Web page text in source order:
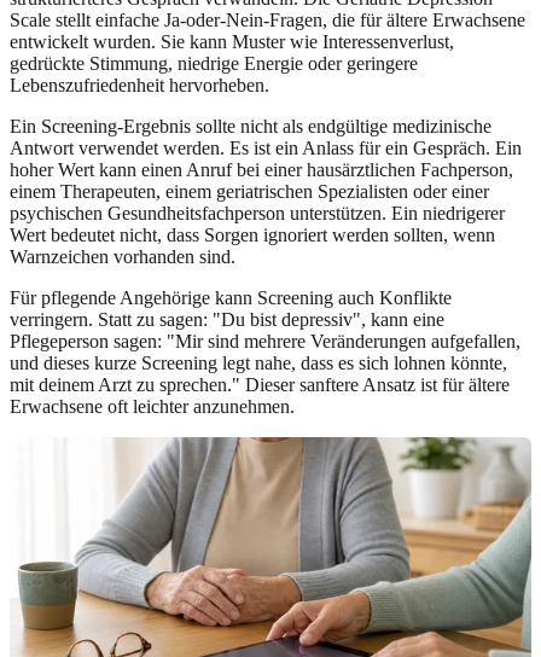
Scale stellt einfache Ja-oder-Nein-Fragen, die für ältere Erwachsene
entwickelt wurden. Sie kann Muster wie Interessenverlust,
gedrückte Stimmung, niedrige Energie oder geringere
Lebenszufriedenheit hervorheben.
Ein Screening-Ergebnis sollte nicht als endgültige medizinische
Antwort verwendet werden. Es ist ein Anlass für ein Gespräch. Ein
hoher Wert kann einen Anruf bei einer hausärztlichen Fachperson,
einem Therapeuten, einem geriatrischen Spezialisten oder einer
psychischen Gesundheitsfachperson unterstützen. Ein niedrigerer
Wert bedeutet nicht, dass Sorgen ignoriert werden sollten, wenn
Warnzeichen vorhanden sind.
Für pflegende Angehörige kann Screening auch Konflikte
verringern. Statt zu sagen: "Du bist depressiv", kann eine
Pflegeperson sagen: "Mir sind mehrere Veränderungen aufgefallen,
und dieses kurze Screening legt nahe, dass es sich lohnen könnte,
mit deinem Arzt zu sprechen." Dieser sanftere Ansatz ist für ältere
Erwachsene oft leichter anzunehmen.